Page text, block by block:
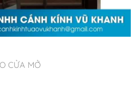
CỬA MỞ